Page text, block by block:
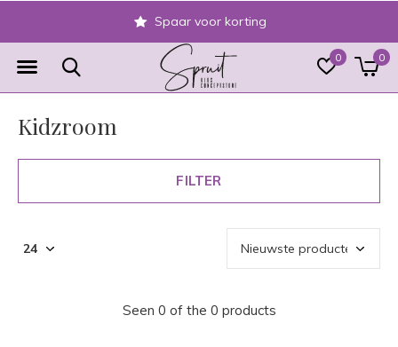
0 0
Spaar voor korting
Kidzroom
FILTER
Seen 0 of the 0 products